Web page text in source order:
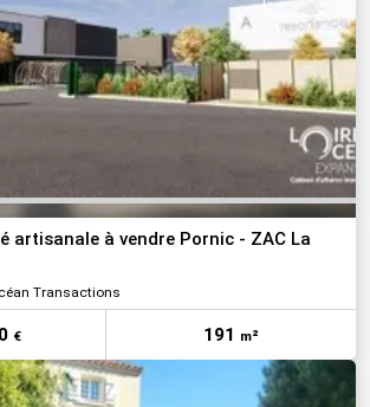
artisanale à vendre Pornic - ZAC La
Transactions
€ 191 m²